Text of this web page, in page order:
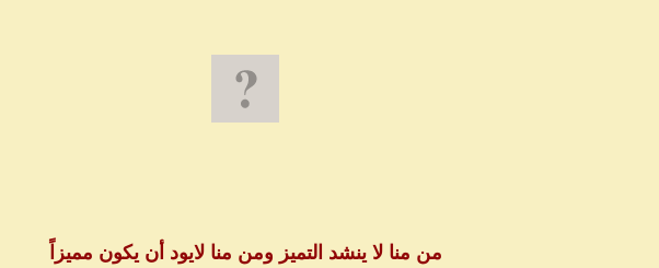
من منا لا ينشد التميز ومن منا لايود أن يكون مميزاً